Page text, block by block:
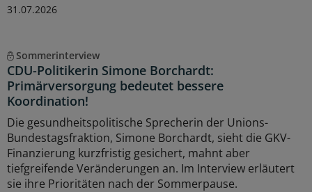
31.07.2026
Sommerinterview
CDU-Politikerin Simone Borchardt:
Primärversorgung bedeutet bessere
Koordination!
Die gesundheitspolitische Sprecherin der Unions-
Bundestagsfraktion, Simone Borchardt, sieht die GKV-
Finanzierung kurzfristig gesichert, mahnt aber
tiefgreifende Veränderungen an. Im Interview erläutert
sie ihre Prioritäten nach der Sommerpause.